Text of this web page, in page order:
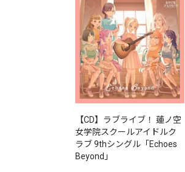
【CD】ラブライブ！ 蓮ノ空
女学院スクールアイドルク
ラブ 9thシングル「Echoes
Beyond」